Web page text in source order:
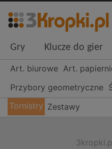
Gry Klucze do gier
Art. biurowe Art.
Przybory geometryczne
Tornistry Zestawy